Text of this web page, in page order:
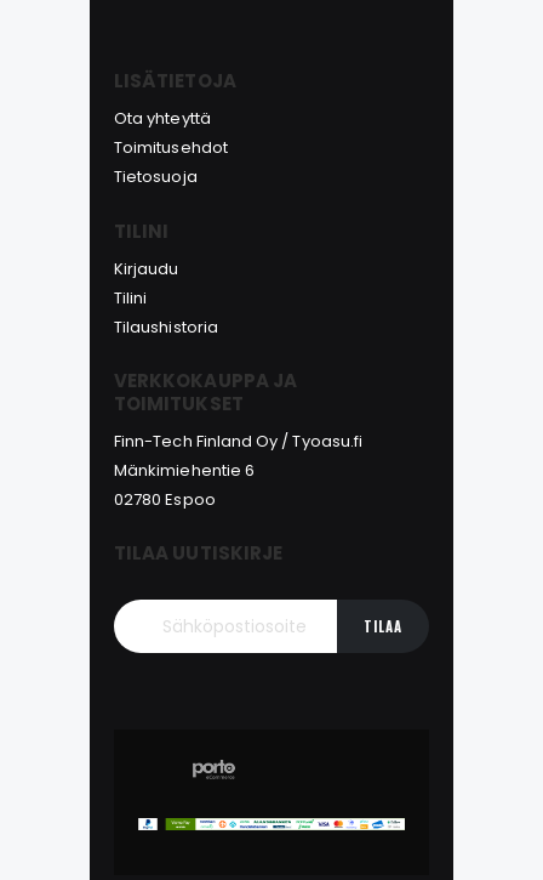
LISÄTIETOJA
Ota yhteyttä
Toimitusehdot
Tietosuoja
TILINI
Kirjaudu
Tilini
Tilaushistoria
VERKKOKAUPPA JA
TOIMITUKSET
Finn-Tech Finland Oy / Tyoasu.fi
Mänkimiehentie 6
02780 Espoo
TILAA UUTISKIRJE
TILAA